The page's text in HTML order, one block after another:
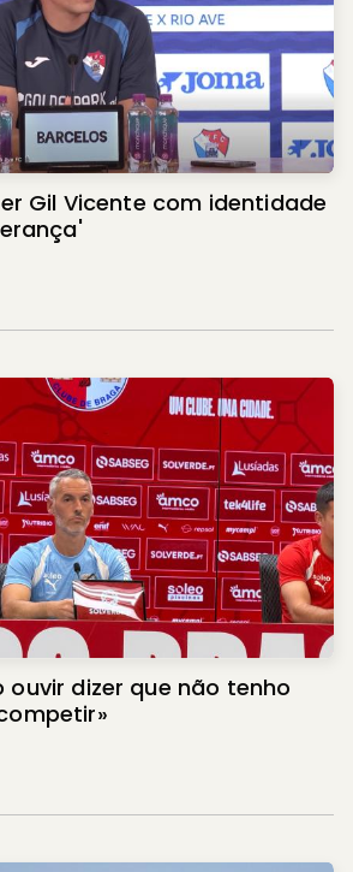
Gil Vicente com identidade
ouvir dizer que não tenho